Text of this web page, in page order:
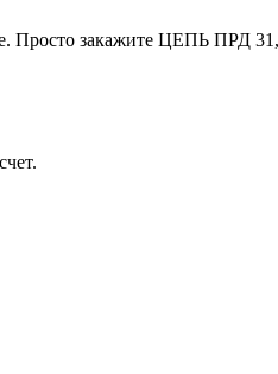
закажите ЦЕПЬ ПРД